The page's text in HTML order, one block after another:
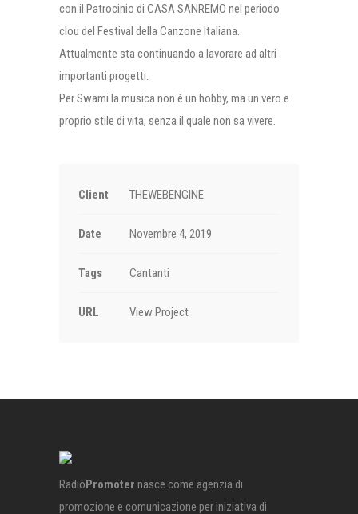
con il Patrocinio di CASA SANREMO nel periodo
clou del Festival della Canzone Italiana.
Attualmente sta continuando a lavorare ad altri
importanti progetti.
Per Swami la musica non è un hobby, ma un vero e
proprio stile di vita, senza il quale non sa vivere.
Client THEWEBENGINE
Date Novembre 4, 2019
Tags Cantanti
URL View Project
RadioPromoter nasce come agenzia di
promozione e comunicazione per iniziativa di